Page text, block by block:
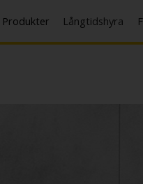
Produkter Långtidshyra